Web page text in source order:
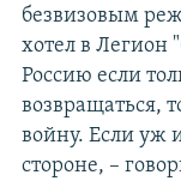
безвизовым
хотел в Легион
Россию если
возвращаться,
войну. Если уж
стороне, –